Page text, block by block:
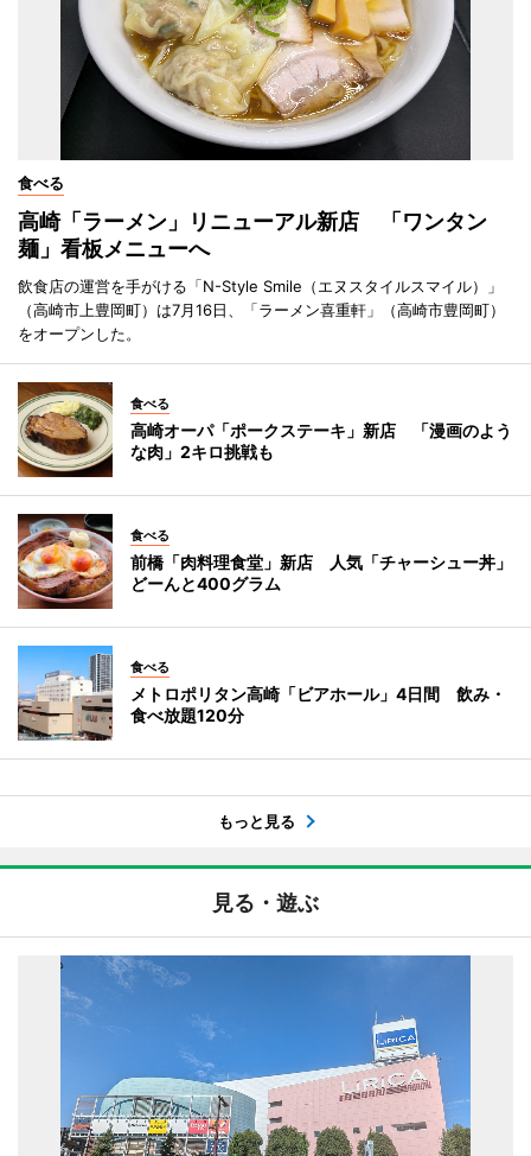
食べる
高崎「ラーメン」リニューアル新店 「ワンタン
麺」看板メニューへ
飲食店の運営を手がける「N-Style Smile（エヌスタイルスマイル）」
（高崎市上豊岡町）は7月16日、「ラーメン喜重軒」（高崎市豊岡町）
をオープンした。
食べる
高崎オーパ「ポークステーキ」新店 「漫画のよう
な肉」2キロ挑戦も
食べる
前橋「肉料理食堂」新店 人気「チャーシュー丼」
どーんと400グラム
食べる
メトロポリタン高崎「ビアホール」4日間 飲み・
食べ放題120分
もっと見る
見る・遊ぶ